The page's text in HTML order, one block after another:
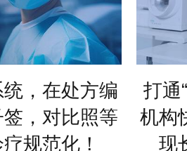
打造可持续增长的